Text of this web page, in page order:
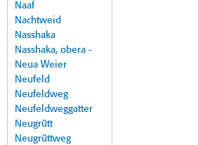
Naaf
Nachtweid
Nasshaka
Nasshaka, obera -
Neua Weier
Neufeld
Neufeldweg
Neufeldweggatter
Neugrütt
Neugrüttweg